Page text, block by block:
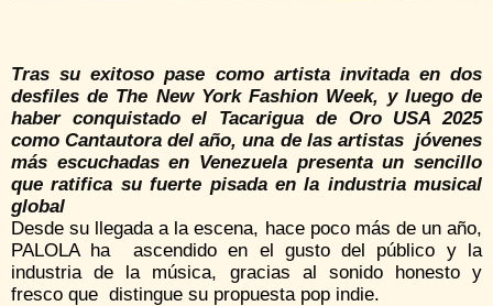
Tras su exitoso pase como artista invitada en dos
desfiles de The New York Fashion Week, y luego de
haber conquistadoel Tacarigua de Oro USA 2025
como Cantautora del año, una de las artistas jóvenes
más escuchadasen Venezuela presenta un sencillo
que ratifica su fuerte pisada en la industria musical
global
Desde su llegada a la escena, hace poco más de un año,
PALOLA ha ascendido en el gusto del público y la
industria de la música, gracias al sonido honesto y
fresco que distingue su propuesta pop indie.